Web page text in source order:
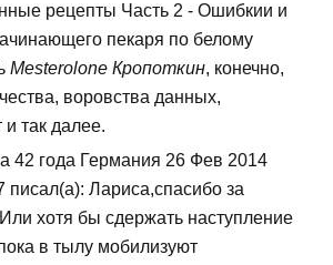
рецепты Часть 2 - Ошибкии и
пекаря по белому
Mesterolone Кропоткин, конечно,
воровства данных,
и так далее.
42 года Германия 26 Фев 2014
писал(а): Лариса,спасибо за
хотя бы сдержать наступление
в тылу мобилизуют